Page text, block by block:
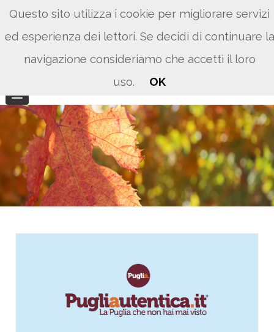
Questo sito utilizza i cookie per migliorare servizi
ed esperienza dei lettori. Se decidi di continuare la
navigazione consideriamo che accetti il loro
uso.
OK